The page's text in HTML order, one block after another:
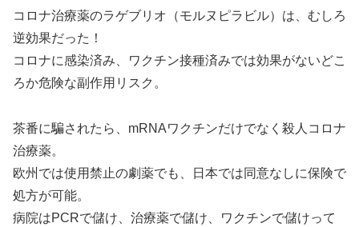
コロナ治療薬のラゲブリオ（モルヌピラビル）は、むしろ
逆効果だった！
コロナに感染済み、ワクチン接種済みでは効果がないどこ
ろか危険な副作用リスク。
茶番に騙されたら、mRNAワクチンだけでなく殺人コロナ
治療薬。
欧州では使用禁止の劇薬でも、日本では同意なしに保険で
処方が可能。
病院はPCRで儲け、治療薬で儲け、ワクチンで儲けって